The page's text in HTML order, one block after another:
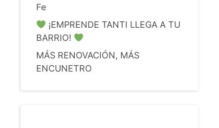
Fe
¡EMPRENDE TANTI LLEGA A TU
BARRIO!
MÁS RENOVACIÓN, MÁS
ENCUNETRO